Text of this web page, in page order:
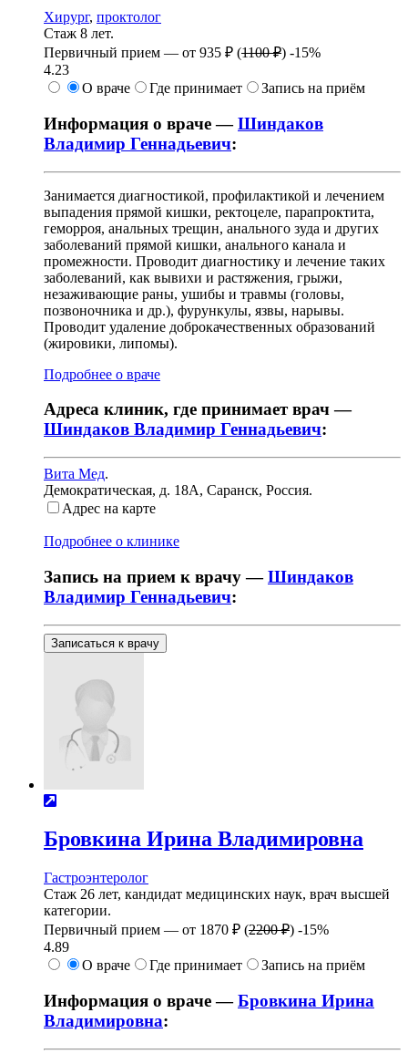
Хирург, проктолог
Стаж 8 лет.
Первичный прием — от 935 ₽ (1100 ₽) -15%
4.23
О враче
Где принимает Запись на приём
Информация о враче —Шиндаков
Владимир Геннадьевич:
Занимается диагностикой, профилактикой и лечением
выпадения прямой кишки, ректоцеле, парапроктита,
геморроя, анальных трещин, анального зуда и других
заболеваний прямой кишки, анального канала и
промежности. Проводит диагностику и лечение таких
заболеваний, как вывихи и растяжения, грыжи,
незаживающие раны, ушибы и травмы (головы,
позвоночника и др.), фурункулы, язвы, нарывы.
Проводит удаление доброкачественных образований
(жировики, липомы).
Подробнее о враче
Адреса клиник, где принимает врач —
Шиндаков Владимир Геннадьевич:
Вита Мед.
Демократическая, д. 18А, Саранск, Россия.
Адрес на карте
Подробнее о клинике
Запись на прием к врачу —Шиндаков
Владимир Геннадьевич:
Записаться к врачу
Бровкина Ирина Владимировна
Гастроэнтеролог
Стаж 26 лет, кандидат медицинских наук, врач высшей
категории.
Первичный прием — от 1870 ₽ (2200 ₽) -15%
4.89
О враче
Где принимает Запись на приём
Информация о враче —Бровкина Ирина
Владимировна: